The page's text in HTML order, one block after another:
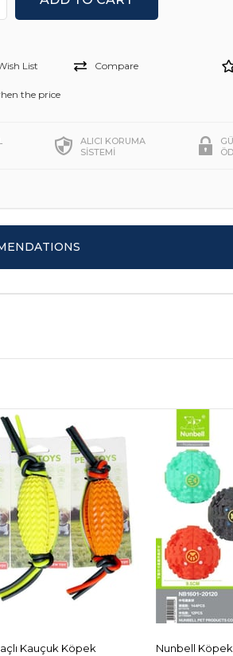
List Compare
the price
ALICI KORUMA
SİSTEMİ
Kauçuk Köpek
Nunbell